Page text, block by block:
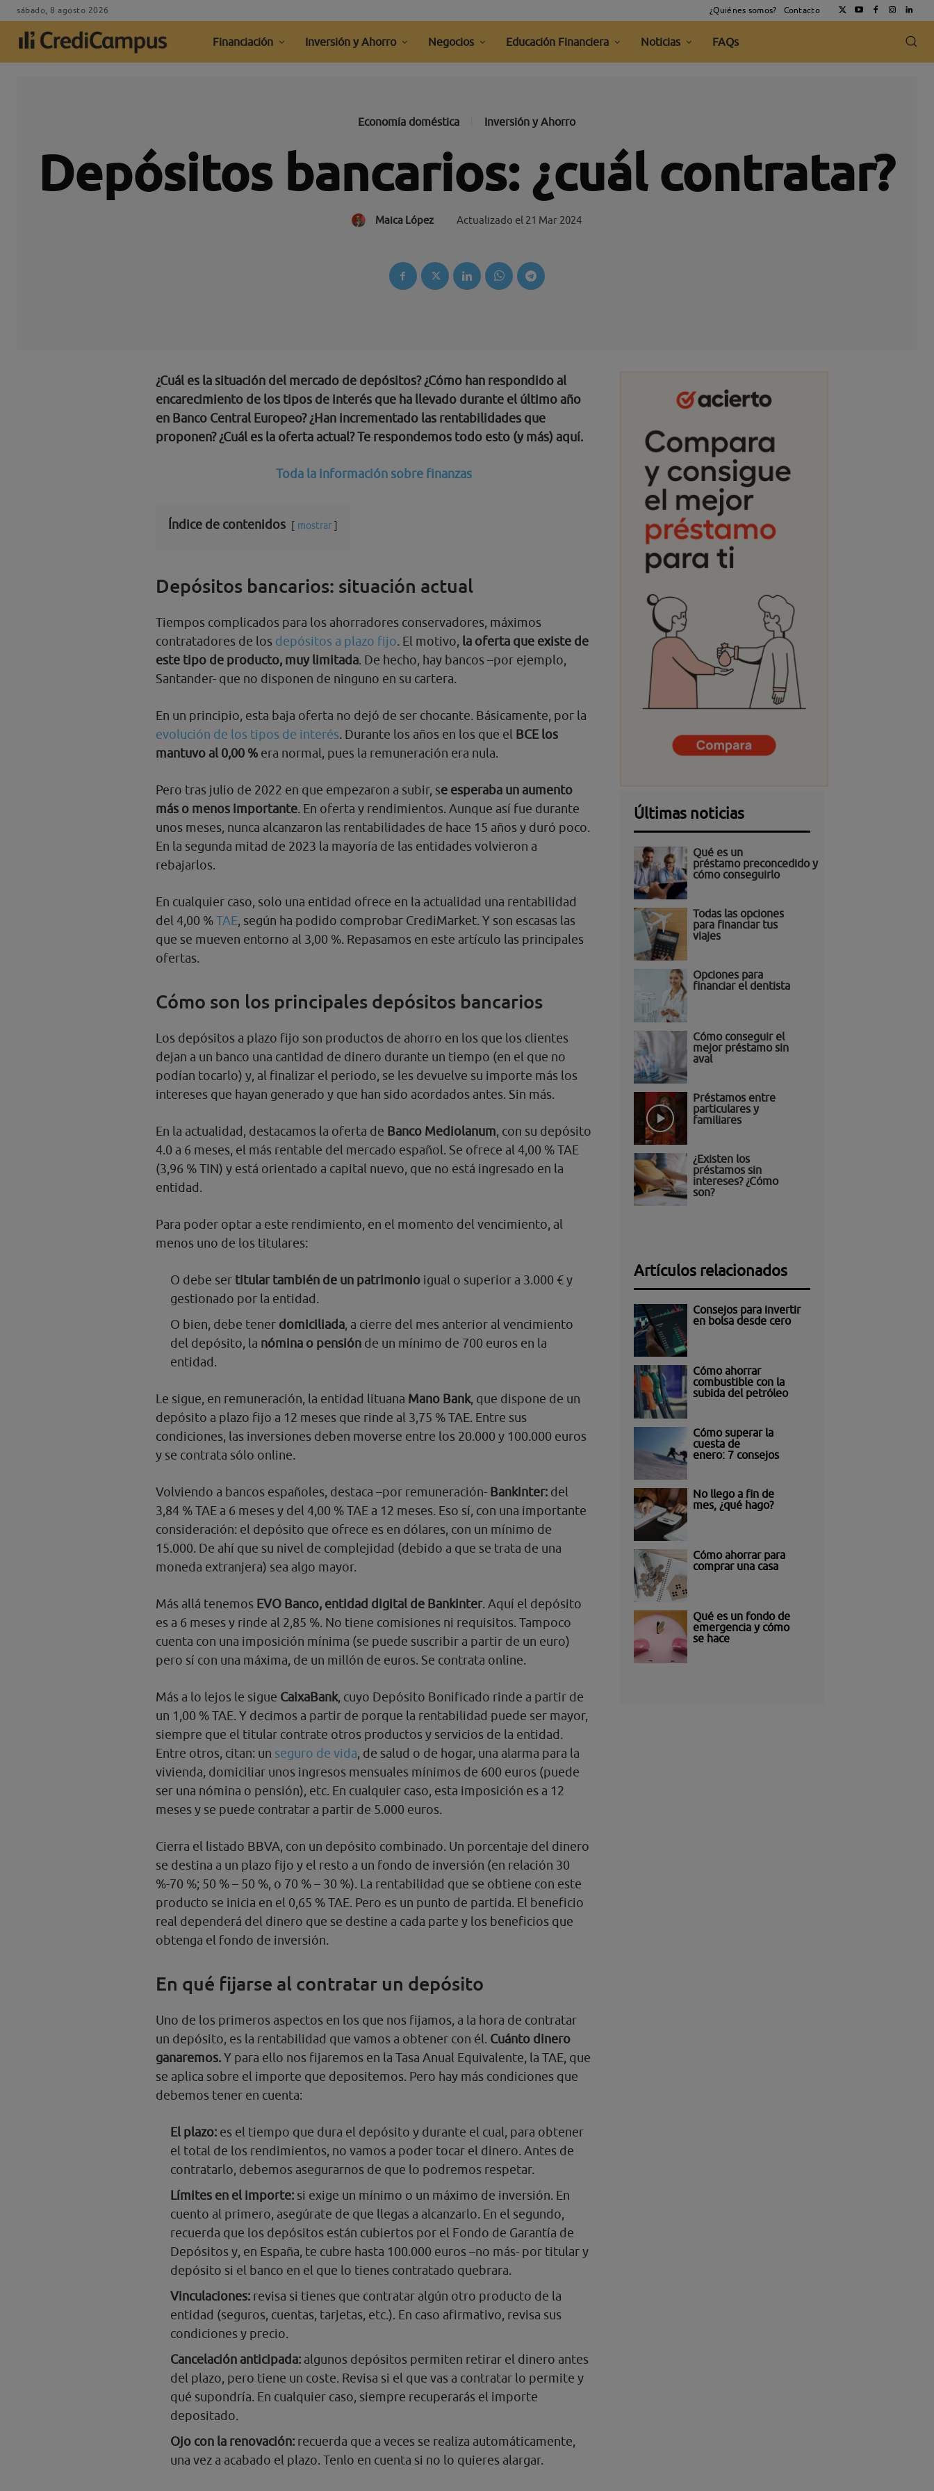
sábado, 8 agosto 2026 ¿Quiénes somos? Contacto
Financiación Inversión y Ahorro Negocios Educación Financiera Noticias FAQs
Economía doméstica Inversión y Ahorro
Depósitos bancarios: ¿cuál contratar?
Maica López Actualizado el 21 Mar 2024
¿Cuál es la situación del mercado de depósitos? ¿Cómo han respondido al
encarecimiento de los tipos de interés que ha llevado durante el último año
en Banco Central Europeo? ¿Han incrementado las rentabilidades que
proponen? ¿Cuál es la oferta actual? Te respondemos todo esto (y más) aquí.
Toda la información sobre finanzas
Índice de contenidos mostrar
Depósitos bancarios: situación actual
Tiempos complicados para los ahorradores conservadores, máximos
contratadores de los depósitos a plazo fijo. El motivo, la oferta que existe de
este tipo de producto, muy limitada. De hecho, hay bancos –por ejemplo,
Santander- que no disponen de ninguno en su cartera.
En un principio, esta baja oferta no dejó de ser chocante. Básicamente, por la
evolución de los tipos de interés. Durante los años en los que el BCE los
mantuvo al 0,00 %era normal, pues la remuneración era nula.
Pero tras julio de 2022 en que empezaron a subir, se esperaba un aumento
más o menos importante. En oferta y rendimientos. Aunque así fue durante
unos meses, nunca alcanzaron las rentabilidades de hace 15 años y duró poco.
En la segunda mitad de 2023 la mayoría de las entidades volvieron a
rebajarlos.
En cualquier caso, solo una entidad ofrece en la actualidad una rentabilidad
del 4,00 %TAE, según ha podido comprobar CrediMarket. Y son escasas las
que se mueven entorno al 3,00 %. Repasamos en este artículo las principales
ofertas.
Cómo son los principales depósitos bancarios
Los depósitos a plazo fijo son productos de ahorro en los que los clientes
dejan a un banco una cantidad de dinero durante un tiempo (en el que no
podían tocarlo) y, al finalizar el periodo, se les devuelve su importe más los
intereses que hayan generado y que han sido acordados antes. Sin más.
En la actualidad, destacamos la oferta de Banco Mediolanum, con su depósito
4.0 a 6 meses, el más rentable del mercado español. Se ofrece al 4,00 % TAE
(3,96 % TIN) y está orientado a capital nuevo, que no está ingresado en la
entidad.
Para poder optar a este rendimiento, en el momento del vencimiento, al
menos uno de los titulares:
O debe ser titular también de un patrimonio igual o superior a 3.000 € y
gestionado por la entidad.
O bien, debe tener domiciliada, a cierre del mes anterior al vencimiento
del depósito, la nómina o pensión de un mínimo de 700 euros en la
entidad.
Le sigue, en remuneración, la entidad lituana Mano Bank, que dispone de un
depósito a plazo fijo a 12 meses que rinde al 3,75 % TAE. Entre sus
condiciones, las inversiones deben moverse entre los 20.000 y 100.000 euros
y se contrata sólo online.
Volviendo a bancos españoles, destaca –por remuneración- Bankinter: del
3,84 % TAE a 6 meses y del 4,00 % TAE a 12 meses. Eso sí, con una importante
consideración: el depósito que ofrece es en dólares, con un mínimo de
15.000. De ahí que su nivel de complejidad (debido a que se trata de una
moneda extranjera) sea algo mayor.
Más allá tenemos EVO Banco, entidad digital de Bankinter. Aquí el depósito
es a 6 meses y rinde al 2,85 %. No tiene comisiones ni requisitos. Tampoco
cuenta con una imposición mínima (se puede suscribir a partir de un euro)
pero sí con una máxima, de un millón de euros. Se contrata online.
Más a lo lejos le sigue CaixaBank, cuyo Depósito Bonificado rinde a partir de
un 1,00 % TAE. Y decimos a partir de porque la rentabilidad puede ser mayor,
siempre que el titular contrate otros productos y servicios de la entidad.
Entre otros, citan: un seguro de vida, de salud o de hogar, una alarma para la
vivienda, domiciliar unos ingresos mensuales mínimos de 600 euros (puede
ser una nómina o pensión), etc. En cualquier caso, esta imposición es a 12
meses y se puede contratar a partir de 5.000 euros.
Cierra el listado BBVA, con un depósito combinado. Un porcentaje del dinero
se destina a un plazo fijo y el resto a un fondo de inversión (en relación 30
%-70 %; 50 % – 50 %, o 70 % – 30 %). La rentabilidad que se obtiene con este
producto se inicia en el 0,65 % TAE. Pero es un punto de partida. El beneficio
real dependerá del dinero que se destine a cada parte y los beneficios que
obtenga el fondo de inversión.
En qué fijarse al contratar un depósito
Uno de los primeros aspectos en los que nos fijamos, a la hora de contratar
un depósito, es la rentabilidad que vamos a obtener con él. Cuánto dinero
ganaremos.Y para ello nos fijaremos en la Tasa Anual Equivalente, la TAE, que
se aplica sobre el importe que depositemos. Pero hay más condiciones que
debemos tener en cuenta:
El plazo: es el tiempo que dura el depósito y durante el cual, para obtener
el total de los rendimientos, no vamos a poder tocar el dinero. Antes de
contratarlo, debemos asegurarnos de que lo podremos respetar.
Límites en el importe: si exige un mínimo o un máximo de inversión. En
cuento al primero, asegúrate de que llegas a alcanzarlo. En el segundo,
recuerda que los depósitos están cubiertos por el Fondo de Garantía de
Depósitos y, en España, te cubre hasta 100.000 euros –no más- por titular y
depósito si el banco en el que lo tienes contratado quebrara.
Vinculaciones: revisa si tienes que contratar algún otro producto de la
entidad (seguros, cuentas, tarjetas, etc.). En caso afirmativo, revisa sus
condiciones y precio.
Cancelación anticipada: algunos depósitos permiten retirar el dinero antes
del plazo, pero tiene un coste. Revisa si el que vas a contratar lo permite y
qué supondría. En cualquier caso, siempre recuperarás el importe
depositado.
Ojo con la renovación: recuerda que a veces se realiza automáticamente,
una vez a acabado el plazo. Tenlo en cuenta si no lo quieres alargar.
Últimas noticias
Qué es un
préstamo preconcedido y
cómo conseguirlo
Todas las opciones
para financiar tus
viajes
Opciones para
financiar el dentista
Cómo conseguir el
mejor préstamo sin
aval
Préstamos entre
particulares y
familiares
¿Existen los
préstamos sin
intereses? ¿Cómo
son?
Artículos relacionados
Consejos para invertir
en bolsa desde cero
Cómo ahorrar
combustible con la
subida del petróleo
Cómo superar la
cuesta de
enero: 7 consejos
No llego a fin de
mes, ¿qué hago?
Cómo ahorrar para
comprar una casa
Qué es un fondo de
emergencia y cómo
se hace